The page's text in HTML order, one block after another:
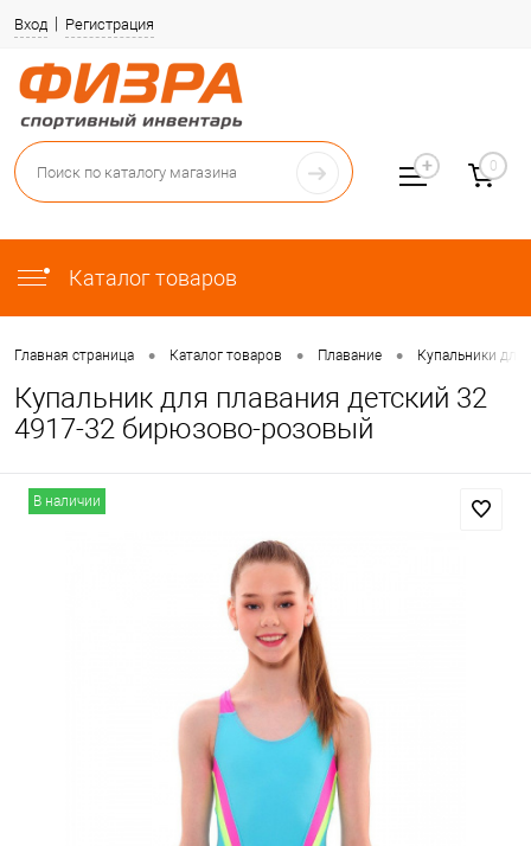
Вход Регистрация
Каталог товаров
0
Главная страница • Каталог товаров • Плавание • Купальники для
Купальник для плавания детский 32
4917-32 бирюзово-розовый
В наличии